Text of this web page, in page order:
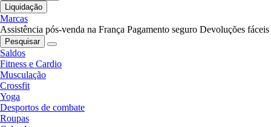
Liquidação
Marcas
Assistência pós-venda na França Pagamento seguro Devoluções fáceis
Pesquisar
Saldos
Fitness e Cardio
Musculação
Crossfit
Yoga
Desportos de combate
Roupas